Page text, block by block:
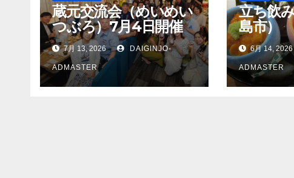
蔵元交流会（めいめい
つぶろ）7月4日開催
7月 13, 2026 DAIGINJO-
ADMASTER
立ち飲
島市）
6月 14, 2026
ADMASTER